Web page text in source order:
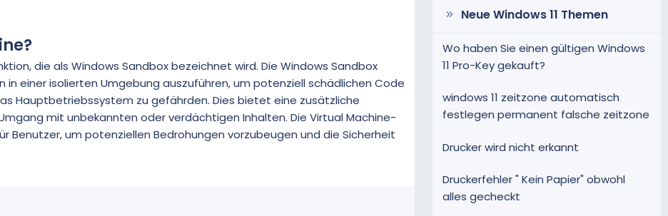
die als Windows Sandbox bezeichnet wird. Die Windows Sandbox
einer isolierten Umgebung auszuführen, um potenziell schädlichen Code
Hauptbetriebssystem zu gefährden. Dies bietet eine zusätzliche
mit unbekannten oder verdächtigen Inhalten. Die Virtual Machine-
Benutzer, um potenziellen Bedrohungen vorzubeugen und die Sicherheit
Neue Windows 11 Themen
Wo haben Sie einen gültigen Windows
11 Pro-Key gekauft?
windows 11 zeitzone automatisch
festlegen permanent falsche zeitzone
Drucker wird nicht erkannt
Druckerfehler " Kein Papier" obwohl
alles gecheckt